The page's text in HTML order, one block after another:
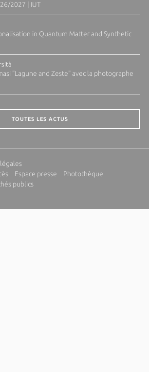
2027 | IUT
in Quantum Matter and Synthetic
"Lagune and Zeste" avec la photographe
TOUTES LES ACTUS
Espace presse
Photothèque
publics